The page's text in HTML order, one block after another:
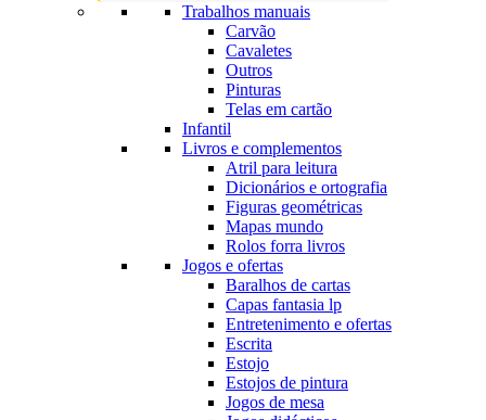
Trabalhos manuais
Carvão
Cavaletes
Outros
Pinturas
Telas em cartão
Infantil
Livros e complementos
Atril para leitura
Dicionários e ortografia
Figuras geométricas
Mapas mundo
Rolos forra livros
Jogos e ofertas
Baralhos de cartas
Capas fantasia lp
Entretenimento e ofertas
Escrita
Estojo
Estojos de pintura
Jogos de mesa